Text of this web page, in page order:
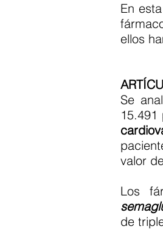
En
ellos
Se
15.491
valor
Los
de